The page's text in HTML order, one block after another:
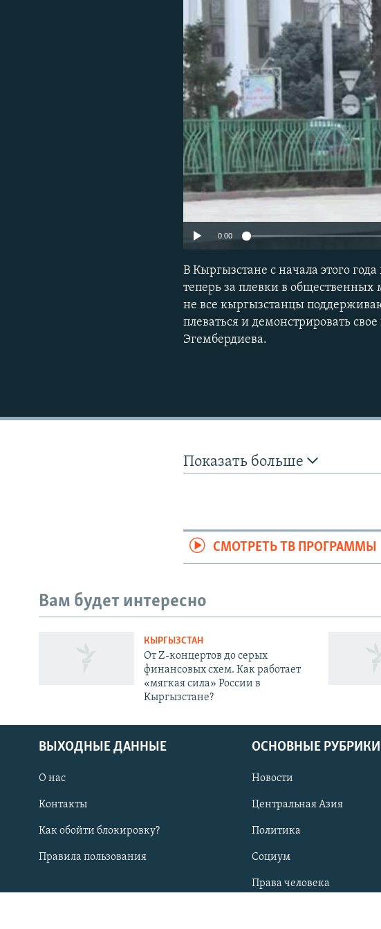
Все сайты РСЕ/РС
0:00
В Кыргызстане с начала этого
теперь за плевки в
не все кыргызстанцы
плеваться и демонстрировать
Эгембердиева.
Показать больше
СМОТРЕТЬ ТВ ПРОГРАММЫ
Вам будет интересно
КЫРГЫЗСТАН
От Z-концертов до серых
финансовых схем. Как работает
«мягкая сила» России в
Кыргызстане?
ВЫХОДНЫЕ ДАННЫЕ
О нас
Контакты
Как обойти блокировку?
Правила пользования
ОСНОВНЫЕ РУБРИКИ
Новости
Центральная Азия
Политика
Социум
Права человека